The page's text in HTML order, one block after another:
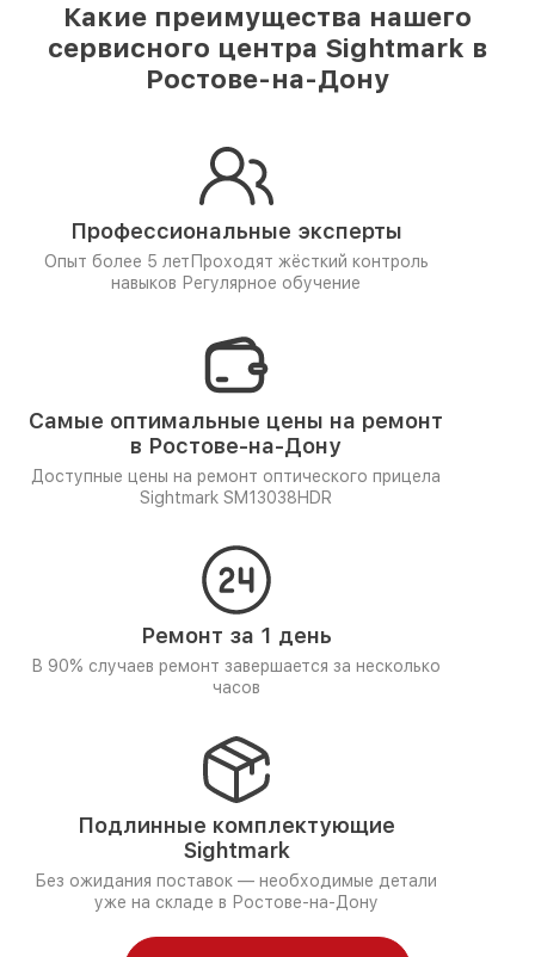
Какие преимущества нашего
сервисного центра Sightmark в
Ростове-на-Дону
Профессиональные эксперты
Опыт более 5 лет Проходят жёсткий контроль
навыков Регулярное обучение
Самые оптимальные цены на ремонт
в Ростове-на-Дону
Доступные цены на ремонт оптического прицела
Sightmark SM13038HDR
Ремонт за 1 день
В 90% случаев ремонт завершается за несколько
часов
Подлинные комплектующие
Sightmark
Без ожидания поставок — необходимые детали
уже на складе в Ростове-на-Дону